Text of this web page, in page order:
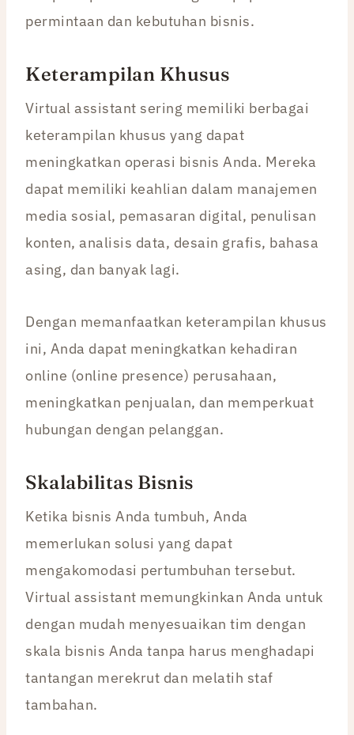
permintaan dan kebutuhan bisnis.
Keterampilan Khusus
Virtual assistant sering memiliki berbagai
keterampilan khusus yang dapat
meningkatkan operasi bisnis Anda. Mereka
dapat memiliki keahlian dalam manajemen
media sosial, pemasaran digital, penulisan
konten, analisis data, desain grafis, bahasa
asing, dan banyak lagi.
Dengan memanfaatkan keterampilan khusus
ini, Anda dapat meningkatkan kehadiran
online (online presence) perusahaan,
meningkatkan penjualan, dan memperkuat
hubungan dengan pelanggan.
Skalabilitas Bisnis
Ketika bisnis Anda tumbuh, Anda
memerlukan solusi yang dapat
mengakomodasi pertumbuhan tersebut.
Virtual assistant memungkinkan Anda untuk
dengan mudah menyesuaikan tim dengan
skala bisnis Anda tanpa harus menghadapi
tantangan merekrut dan melatih staf
tambahan.